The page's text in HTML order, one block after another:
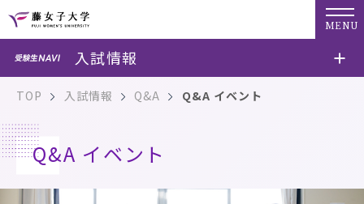
MENU
TOP 入試情報 Q&A Q&A イベント
Q&A イベント
入試情報